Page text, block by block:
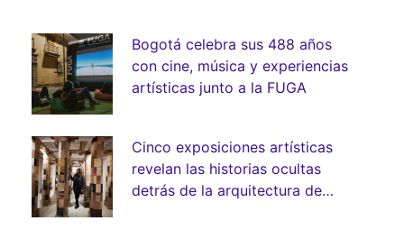
Bogotá celebra sus 488 años
con cine, música y experiencias
artísticas junto a la FUGA
Cinco exposiciones artísticas
revelan las historias ocultas
detrás de la arquitectura de